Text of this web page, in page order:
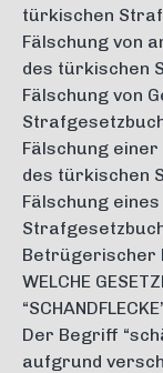
türkischen
Fälschung von
des türkischen
Fälschung von
Fälschung
des türkischen
Fälschung
Betrügerischer
WELCHE
Der Begriff
aufgrund